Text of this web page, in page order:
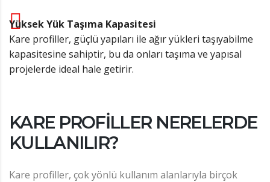
Yüksek Yük Taşıma Kapasitesi
Kare profiller, güçlü yapıları ile ağır yükleri taşıyabilme
kapasitesine sahiptir, bu da onları taşıma ve yapısal
projelerde ideal hale getirir.
KARE PROFILLER NERELERDE
KULLANILIR?
Kare profiller, çok yönlü kullanım alanlarıyla birçok